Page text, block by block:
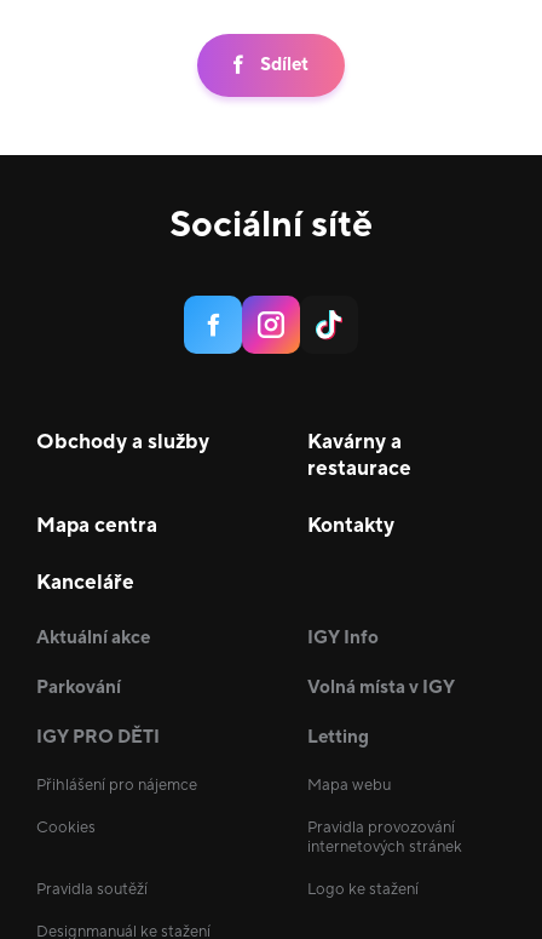
Sdílet
Sociální sítě
Obchody a služby
Kavárny a
restaurace
Mapa centra Kontakty
Kanceláře
Aktuální akce IGY Info
Parkování Volná místa v IGY
IGY PRO DĚTI Letting
Přihlášení pro nájemce Mapa webu
Cookies
Pravidla provozování
internetových stránek
Pravidla soutěží Logo ke stažení
Designmanuál ke stažení